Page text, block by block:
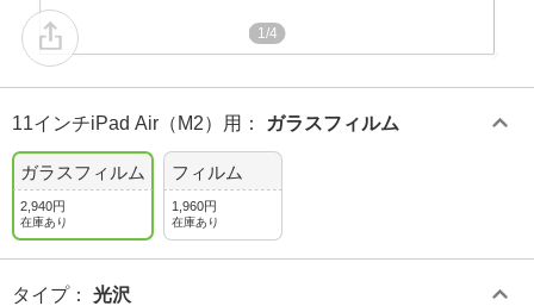
1/4
11インチiPad Air（M2）用 ： ガラスフィルム
ガラスフィルム
2,940円
在庫あり
フィルム
1,960円
在庫あり
タイプ： 光沢